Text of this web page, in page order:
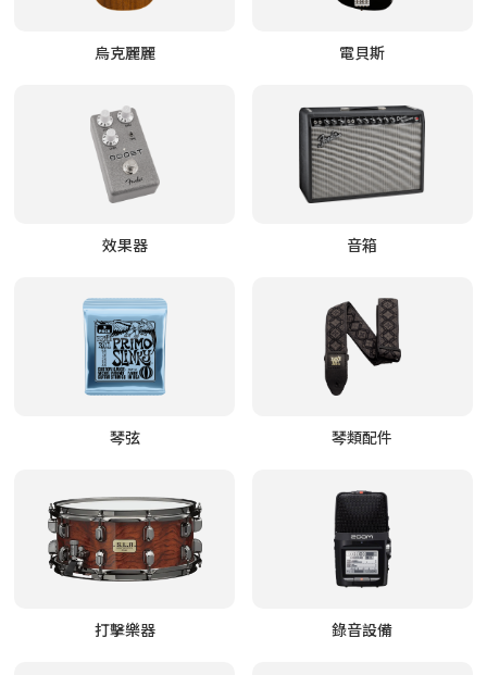
烏克麗麗 電貝斯
效果器 音箱
琴弦 琴類配件
打擊樂器 錄音設備